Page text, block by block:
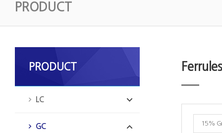
PRODUCT
PRODUCT
LC
GC 15%